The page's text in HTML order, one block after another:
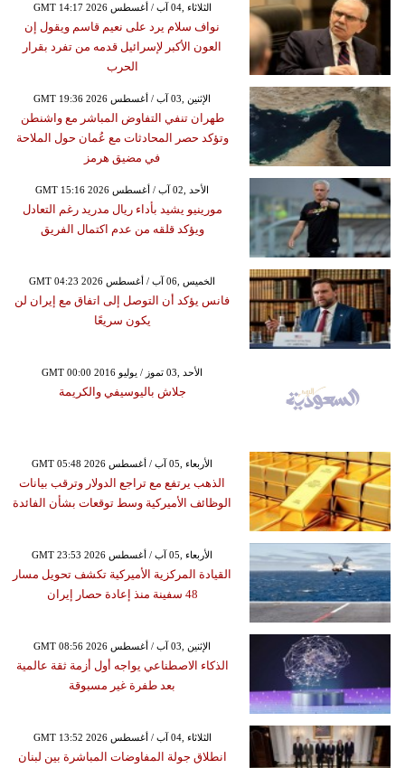
GMT 14:17 2026 الثلاثاء ,04 آب / أغسطس
نواف سلام يرد على نعيم قاسم ويقول إن
العون الأكبر لإسرائيل قدمه من تفرد بقرار
الحرب
GMT 19:36 2026 الإثنين ,03 آب / أغسطس
طهران تنفي التفاوض المباشر مع واشنطن
وتؤكد حصر المحادثات مع عُمان حول الملاحة
في مضيق هرمز
GMT 15:16 2026 الأحد ,02 آب / أغسطس
مورينيو يشيد بأداء ريال مدريد رغم التعادل
ويؤكد قلقه من عدم اكتمال الفريق
GMT 04:23 2026 الخميس ,06 آب / أغسطس
فانس يؤكد أن التوصل إلى اتفاق مع إيران لن
يكون سريعًا
GMT 00:00 2016 الأحد ,03 تموز / يوليو
جلاش باليوسيفي والكريمة
GMT 05:48 2026 الأربعاء ,05 آب / أغسطس
الذهب يرتفع مع تراجع الدولار وترقب بيانات
الوظائف الأميركية وسط توقعات بشأن الفائدة
GMT 23:53 2026 الأربعاء ,05 آب / أغسطس
القيادة المركزية الأميركية تكشف تحويل مسار
48 سفينة منذ إعادة حصار إيران
GMT 08:56 2026 الإثنين ,03 آب / أغسطس
الذكاء الاصطناعي يواجه أول أزمة ثقة عالمية
بعد طفرة غير مسبوقة
GMT 13:52 2026 الثلاثاء ,04 آب / أغسطس
انطلاق جولة المفاوضات المباشرة بين لبنان